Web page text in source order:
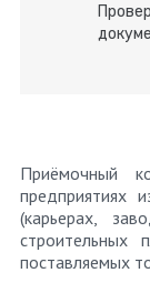
Приёмочный
предприятиях
(карьерах,
строительных
поставляемых